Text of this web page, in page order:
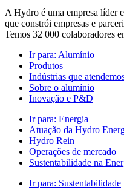
A Hydro é uma empresa líder
que constrói empresas e
Temos 32 000 colaboradores
Ir para: Alumínio
Produtos
Indústrias que
Sobre o alumínio
Inovação e P&D
Ir para: Energia
Atuação da Hydro
Hydro Rein
Operações de mercado
Sustentabilidade na
Ir para: Sustentabilidade